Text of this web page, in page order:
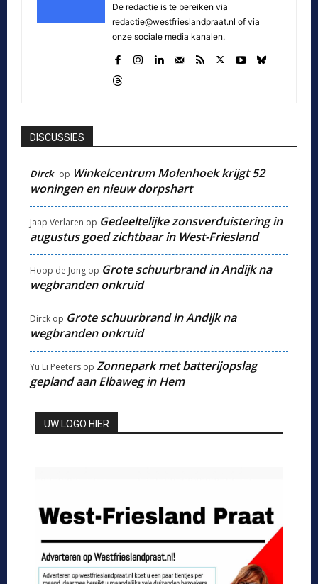
De redactie is te bereiken via
redactie@westfrieslandpraat.nl of via
onze sociale media kanalen.
DISCUSSIES
Dirck op Winkelcentrum Molenhoek krijgt 52
woningen en nieuw dorpshart
Jaap Verlaren op Gedeeltelijke zonsverduistering in
augustus goed zichtbaar in West-Friesland
Hoop de Jong op Grote schuurbrand in Andijk na
wegbranden onkruid
Dirck op Grote schuurbrand in Andijk na
wegbranden onkruid
Yu Li Peeters op Zonnepark met batterijopslag
gepland aan Elbaweg in Hem
UW LOGO HIER